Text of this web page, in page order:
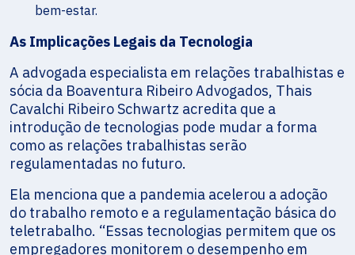
bem-estar.
As Implicações Legais da Tecnologia
A advogada especialista em relações trabalhistas e
sócia da Boaventura Ribeiro Advogados, Thais
Cavalchi Ribeiro Schwartz acredita que a
introdução de tecnologias pode mudar a forma
como as relações trabalhistas serão
regulamentadas no futuro.
Ela menciona que a pandemia acelerou a adoção
do trabalho remoto e a regulamentação básica do
teletrabalho. “Essas tecnologias permitem que os
empregadores monitorem o desempenho em